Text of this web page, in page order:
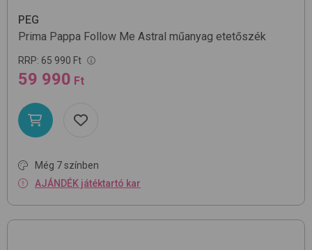
PEG
Prima Pappa Follow Me Astral műanyag etetőszék
RRP: 65 990 Ft
59 990 Ft
Még 7 színben
AJÁNDÉK játéktartó kar